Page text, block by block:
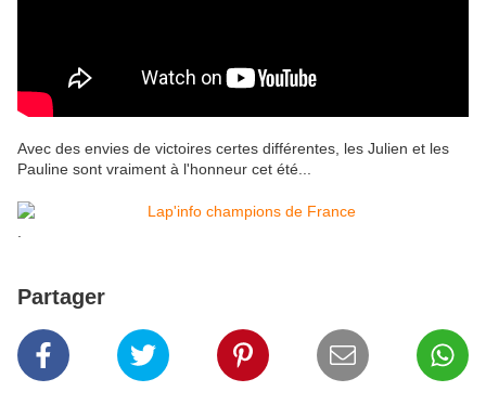
Avec des envies de victoires certes différentes, les Julien et les
Pauline sont vraiment à l'honneur cet été...
Partager